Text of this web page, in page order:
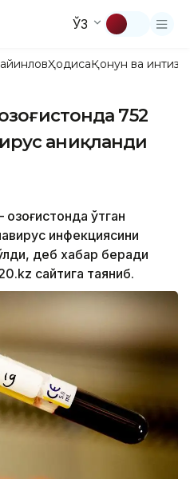
ЎЗ
ҲодисаҚонун ва
752
аниқланди
ўтган
инфекциясини
деб хабар беради
сайтига таяниб.